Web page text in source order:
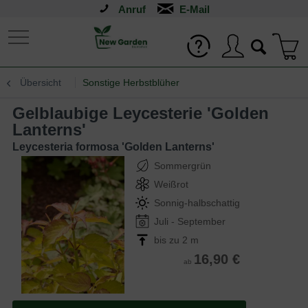
Anruf
Übersicht Sonstige Herbstblüher
Gelblaubige Leycesterie 'Golden
Lanterns'
Leycesteria formosa 'Golden Lanterns'
Sommergrün
Weißrot
Sonnig-halbschattig
Juli - September
bis zu 2 m
ab 16,90 €